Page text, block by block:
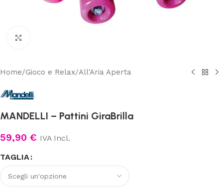
Home/Gioco e Relax/All'Aria Aperta
MANDELLI – Pattini GiraBrilla
59,90 € IVA Incl.
TAGLIA